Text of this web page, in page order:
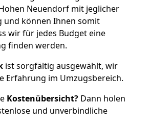
Neuendorf mit jeglicher
und können Ihnen somit
wir für jedes Budget eine
finden werden.
ist sorgfältig ausgewählt, wir
Erfahrung im Umzugsbereich.
Kostenübersicht? Dann holen
und unverbindliche